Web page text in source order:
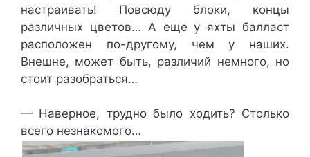
настраивать! Повсюду блоки, концы
различных цветов… А еще у яхты балласт
расположен по-другому, чем у наших.
Внешне, может быть, различий немного, но
стоит разобраться…
— Наверное, трудно было ходить? Столько
всего незнакомого…